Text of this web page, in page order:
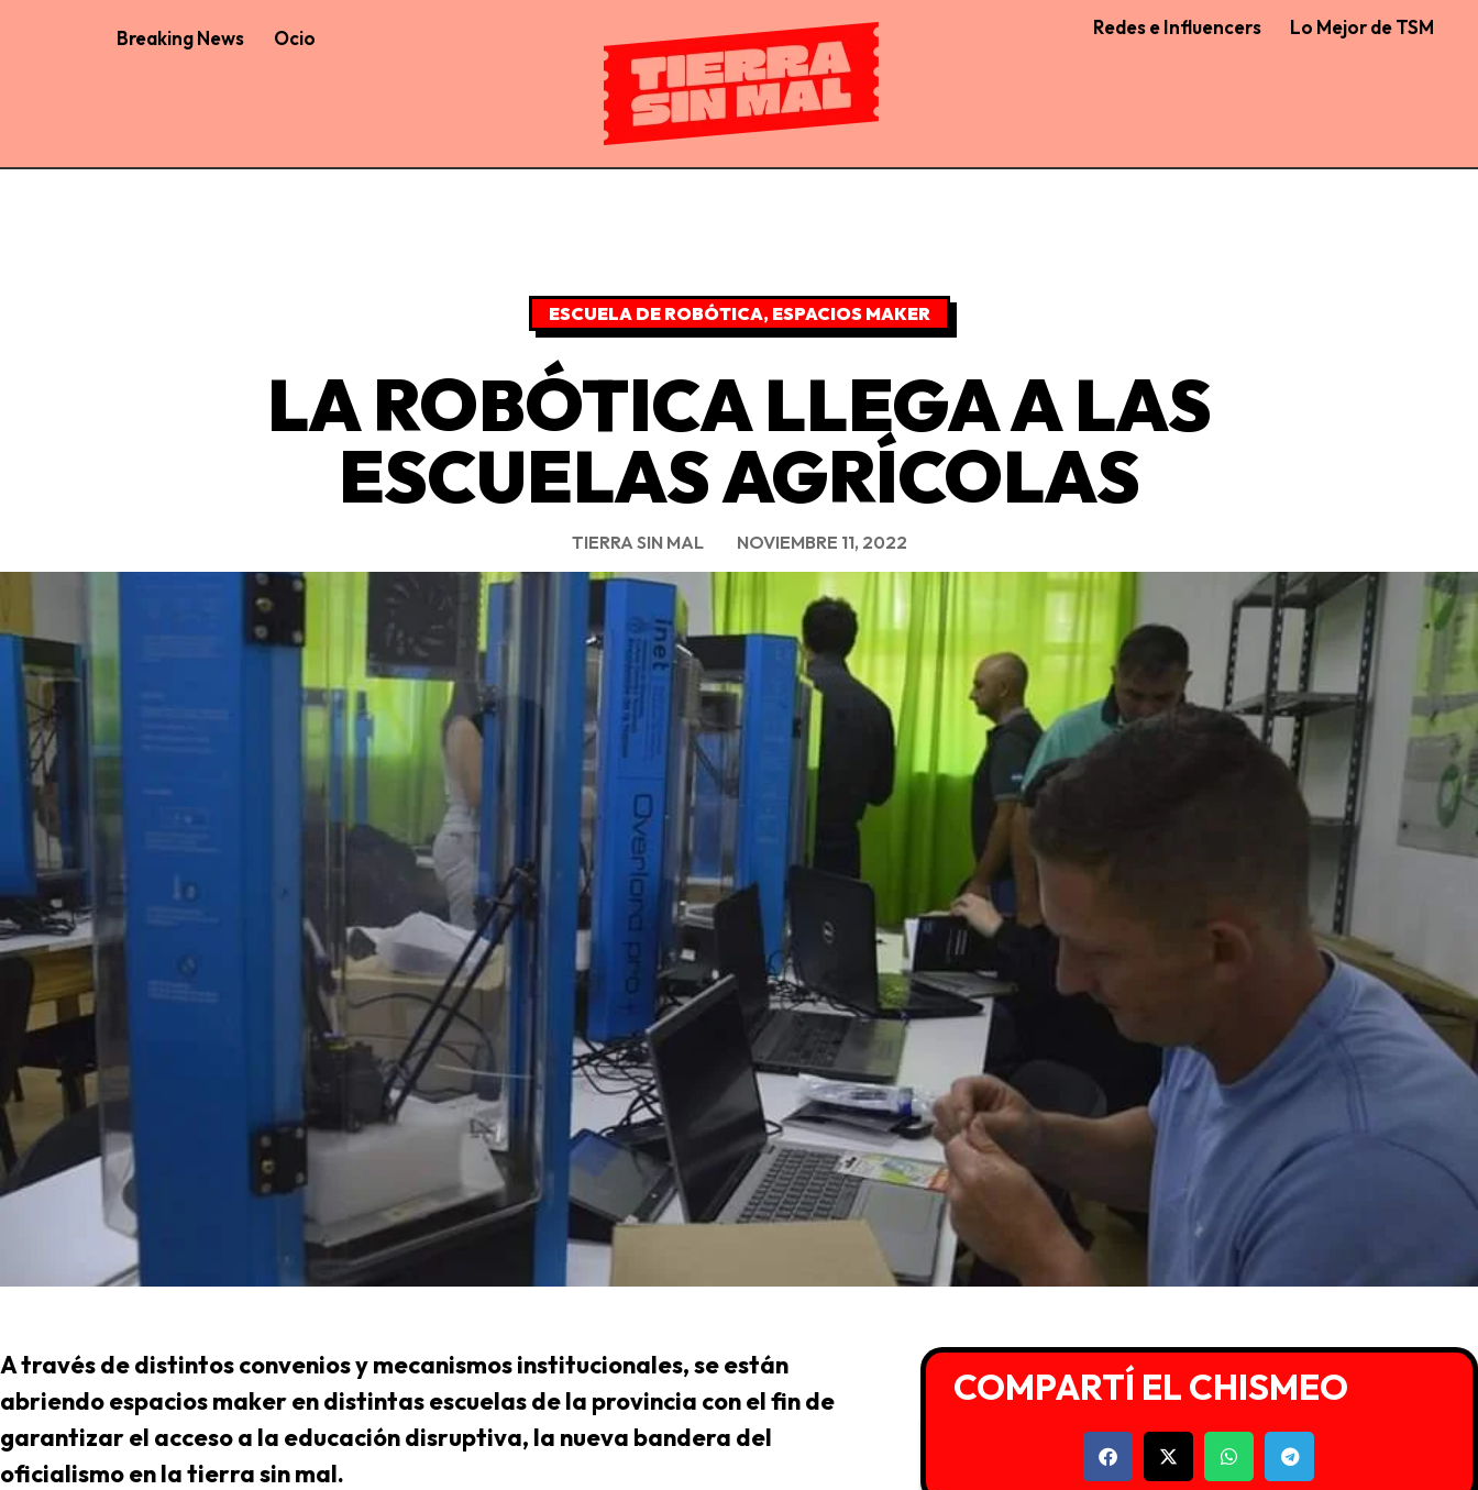
Breaking News Ocio Redes e Influencers Lo Mejor de TSM
ESCUELA DE ROBÓTICA, ESPACIOS MAKER
LA ROBÓTICA LLEGA A LAS
ESCUELAS AGRÍCOLAS
TIERRA SIN MAL NOVIEMBRE 11, 2022
A través de distintos convenios y mecanismos institucionales, se están
abriendo espacios maker en distintas escuelas de la provincia con el fin de
garantizar el acceso a la educación disruptiva, la nueva bandera del
oficialismo en la tierra sin mal.
COMPARTÍ EL CHISMEO